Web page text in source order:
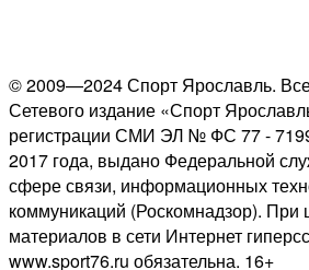
© 2009—2024 Спорт Ярославль.
Сетевого издание «Спорт
регистрации СМИ ЭЛ № ФС 77 -
2017 года, выдано Федеральной
сфере связи, информационных
коммуникаций (Роскомнадзор). При
материалов в сети Интернет
www.sport76.ru обязательна. 16+